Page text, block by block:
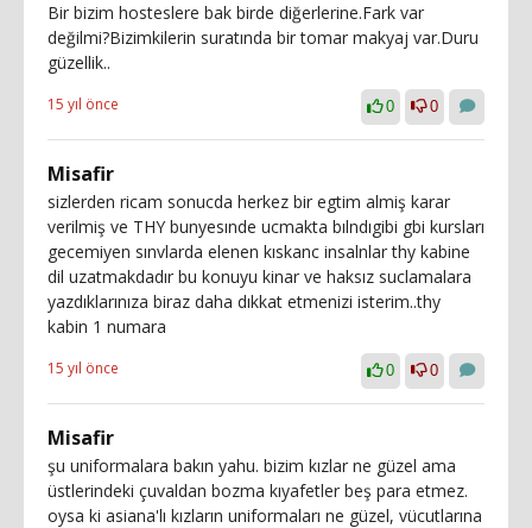
Bir bizim hosteslere bak birde diğerlerine.Fark var
değilmi?Bizimkilerin suratında bir tomar makyaj var.Duru
güzellik..
15 yıl önce 0 0
Misafir
sizlerden ricam sonucda herkez bir egtim almiş karar
verilmiş ve THY bunyesınde ucmakta bılndıgibi gbi kursları
gecemiyen sınvlarda elenen kıskanc insalnlar thy kabine
dil uzatmakdadır bu konuyu kinar ve haksız suclamalara
yazdıklarınıza biraz daha dıkkat etmenizi isterim..thy
kabin 1 numara
15 yıl önce 0 0
Misafir
şu uniformalara bakın yahu. bizim kızlar ne güzel ama
üstlerindeki çuvaldan bozma kıyafetler beş para etmez.
oysa ki asiana'lı kızların uniformaları ne güzel, vücutlarına